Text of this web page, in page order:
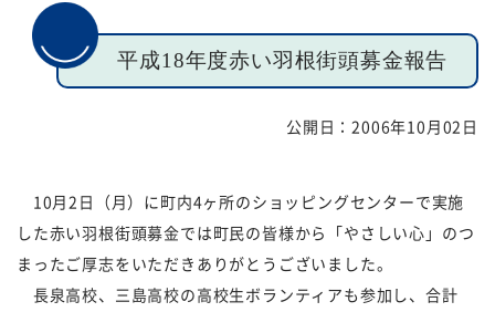
社協とは サービス
規約・様式
採用 あゆみ（沿革）
お問い合せ お知らせ
平成18年度赤い羽根街頭募金報告
公開日：2006年10月02日
10月2日（月）に町内4ヶ所のショッピングセンターで実施
した赤い羽根街頭募金では町民の皆様から「やさしい心」のつ
まったご厚志をいただきありがとうございました。
長泉高校、三島高校の高校生ボランティアも参加し、合計